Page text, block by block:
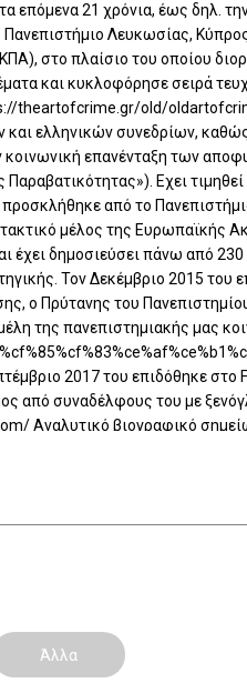
επόμενα 21 χρόνια, έως δηλ.
Λευκωσίας,
στο πλαίσιο του οποίου
και κυκλοφόρησε σειρά
theartofcrime.gr/old/
και ελληνικών συνεδρίων,
επανένταξη των
Εχει
από το
μέλος της Ευρωπαϊκής
έχει δημοσιεύσει πάνω από
Τον Δεκέμβριο 2015 του
ο Πρύτανης του
της πανεπιστημιακής μας
2017 του επιδόθηκε στο
από συναδέλφους του με
Αναλυτικό βιογραφικό
Άλλα